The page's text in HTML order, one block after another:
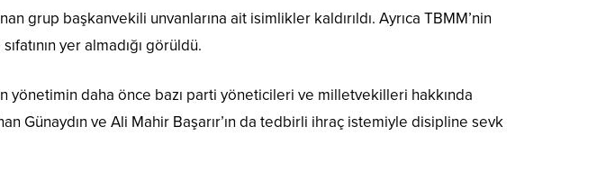
grup başkanvekili unvanlarına ait isimlikler kaldırıldı. Ayrıca TBMM’nin
yer almadığı görüldü.
yönetimin daha önce bazı parti yöneticileri ve milletvekilleri hakkında
Günaydın ve Ali Mahir Başarır’ın da tedbirli ihraç istemiyle disipline sevk